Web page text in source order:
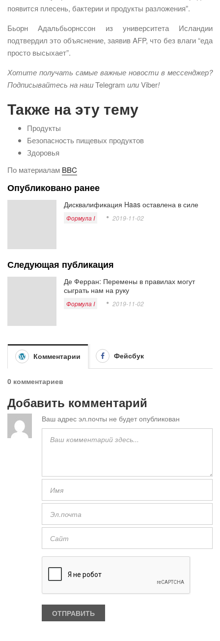
появится плесень, бактерии и продукты разложения”.
Бьорн Адальбьорнссон из университета Исландии
подтвердил это объяснение, заявив AFP, что без влаги “еда
просто высыхает”.
Хотите получать самые важные новости в мессенджер?
Подписывайтесь на нашTelegram илиViber!
Также на эту тему
Продукты
Безопасность пищевых продуктов
Здоровья
По материалам BBC
Опубликовано ранее
Дисквалификация Haas оставлена в силе
Формула I 2019-11-02
Следующая публикация
Де Ферран: Перемены в правилах могут
сыграть нам на руку
Формула I 2019-11-02
Комментарии Фейсбук
0 комментариев
Добавить комментарий
Ваш адрес эл.почты не будет опубликован